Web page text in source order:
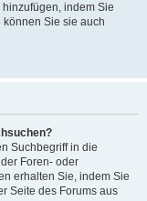
indem Sie
Sie sie auch
Suchbegriff in die
Foren- oder
erhalten Sie, indem Sie
Seite des Forums aus